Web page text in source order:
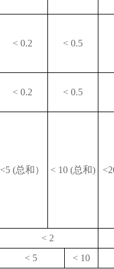
< 0.2 < 0.5
< 0.2 < 0.5
<5 (总和） < 10 (总和)
< 2
< 5 < 10